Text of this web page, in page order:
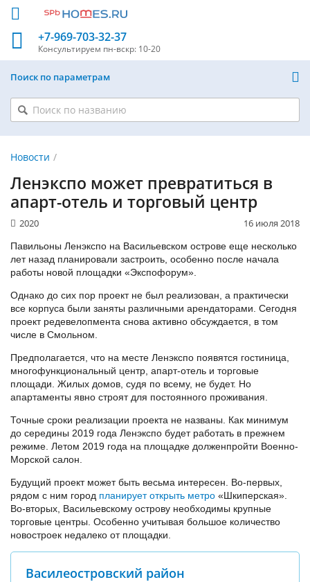
+7-969-703-32-37
Консультируем пн-вскр: 10-20
Поиск по параметрам
Новости
Ленэкспо может превратиться в
апарт-отель и торговый центр
16 июля 2018
2020
Павильоны Ленэкспо на Васильевском острове еще несколько
лет назад планировали застроить, особенно после начала
работы новой площадки «Экспофорум».
Однако до сих пор проект не был реализован, а практически
все корпуса были заняты различными арендаторами. Сегодня
проект редевелопмента снова активно обсуждается, в том
числе в Смольном.
Предполагается, что на месте Ленэкспо появятся гостиница,
многофункциональный центр, апарт-отель и торговые
площади. Жилых домов, судя по всему, не будет. Но
апартаменты явно строят для постоянного проживания.
Точные сроки реализации проекта не названы. Как минимум
до середины 2019 года Ленэкспо будет работать в прежнем
режиме. Летом 2019 года на площадке долженпройти Военно-
Морской салон.
Будущий проект может быть весьма интересен. Во-первых,
рядом с ним город планирует открыть метро «Шкиперская».
Во-вторых, Васильевскому острову необходимы крупные
торговые центры. Особенно учитывая большое количество
новостроек недалеко от площадки.
Василеостровский район